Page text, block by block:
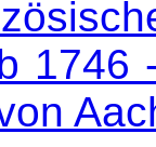
1746